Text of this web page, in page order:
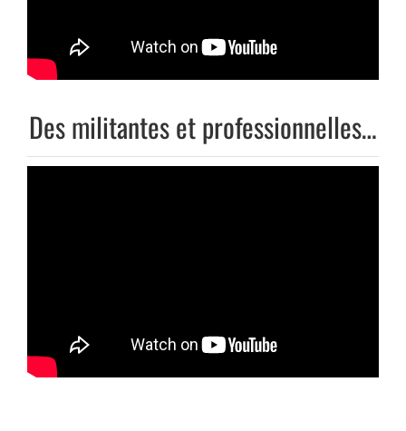
Des militantes et professionnelles…